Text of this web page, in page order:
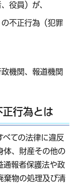
役員）が、
不正行為（犯罪
機関、報道機関
行為とは
べての法律に違反
体、財産その他の
通報者保護法や政
棄物の処理及び清